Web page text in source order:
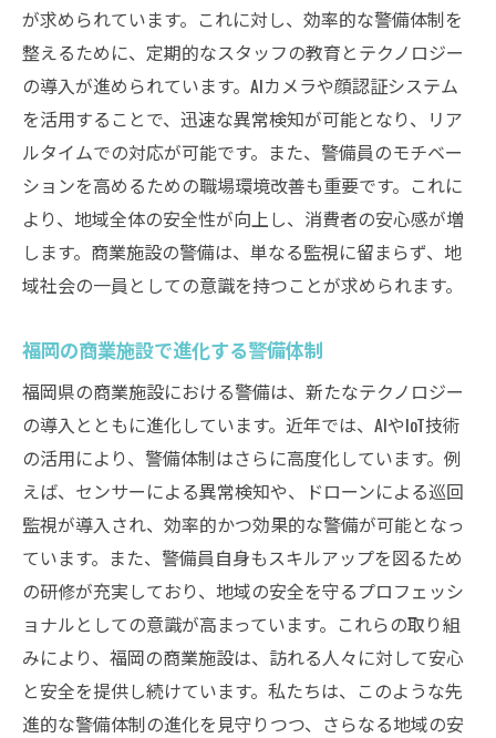
が求められています。これに対し、効率的な警備体制を
整えるために、定期的なスタッフの教育とテクノロジー
の導入が進められています。AIカメラや顔認証システム
を活用することで、迅速な異常検知が可能となり、リア
ルタイムでの対応が可能です。また、警備員のモチベー
ションを高めるための職場環境改善も重要です。これに
より、地域全体の安全性が向上し、消費者の安心感が増
します。商業施設の警備は、単なる監視に留まらず、地
域社会の一員としての意識を持つことが求められます。
福岡の商業施設で進化する警備体制
福岡県の商業施設における警備は、新たなテクノロジー
の導入とともに進化しています。近年では、AIやIoT技術
の活用により、警備体制はさらに高度化しています。例
えば、センサーによる異常検知や、ドローンによる巡回
監視が導入され、効率的かつ効果的な警備が可能となっ
ています。また、警備員自身もスキルアップを図るため
の研修が充実しており、地域の安全を守るプロフェッシ
ョナルとしての意識が高まっています。これらの取り組
みにより、福岡の商業施設は、訪れる人々に対して安心
と安全を提供し続けています。私たちは、このような先
進的な警備体制の進化を見守りつつ、さらなる地域の安